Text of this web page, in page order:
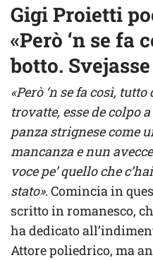
Gigi Proietti
«Però ‘n se fa
botto.
«Però ‘n se fa così,
trovatte, esse de colpo
panza strignese come
mancanza e nun
voce pe’ quello che
stato». Comincia in
scritto in romanesco,
ha dedicato
Attore poliedrico, ma